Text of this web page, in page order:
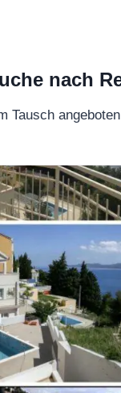
nach
Tausch